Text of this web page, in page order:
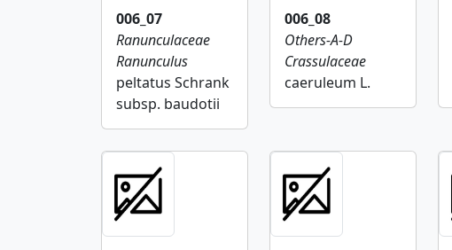
006_07
Ranunculaceae
Ranunculus
peltatus Schrank
subsp. baudotii
006_08
Others-A-D
Crassulaceae
caeruleum L.